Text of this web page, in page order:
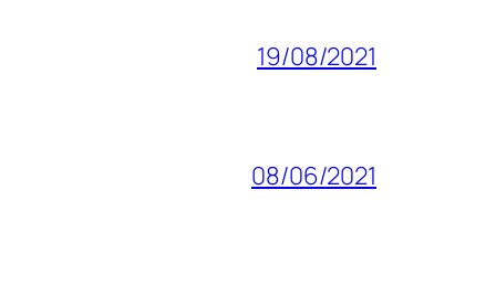
19/08/2021
08/06/2021